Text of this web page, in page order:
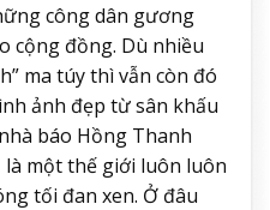
công dân gương
cộng đồng. Dù nhiều
ma túy thì vẫn còn đó
ảnh đẹp từ sân khấu
báo Hồng Thanh
là một thế giới luôn luôn
tối đan xen. Ở đâu